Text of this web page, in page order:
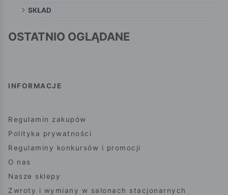
SKŁAD
OSTATNIO OGLĄDANE
INFORMACJE
Regulamin zakupów
Polityka prywatności
Regulaminy konkursów i promocji
O nas
Nasze sklepy
Zwroty i wymiany w salonach stacjonarnych